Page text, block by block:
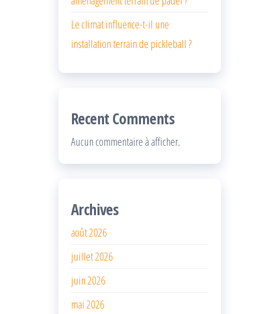
Le climat influence-t-il une
installation terrain de pickleball ?
Recent Comments
Aucun commentaire à afficher.
Archives
août 2026
juillet 2026
juin 2026
mai 2026